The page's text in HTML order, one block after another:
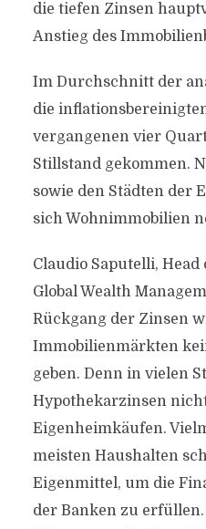
die tiefen Zinsen
Anstieg des
Im Durchschnitt der
die
vergangenen vier
Stillstand gekommen.
sowie den Städten der
sich Wohnimmobilien
Claudio Saputelli, Head
Global Wealth
Rückgang der Zinsen
Immobilienmärkten
geben. Denn in vielen
Hypothekarzinsen
Eigenheimkäufen.
meisten Haushalten
Eigenmittel, um die
der Banken zu